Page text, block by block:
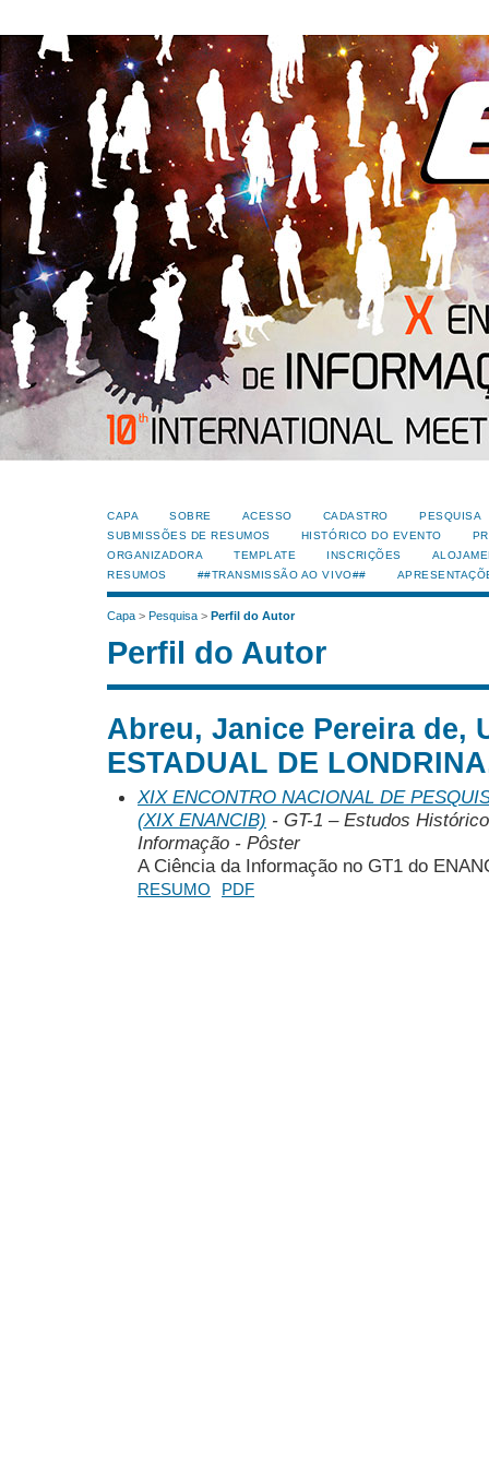
CAPA SOBRE ACESSO CADASTRO
PESQUISA
SUBMISSÕES DE RESUMOS
HISTÓRICO DO EVENTO
ORGANIZADORA
TEMPLATE INSCRIÇÕES
RESUMOS
##TRANSMISSÃO AO VIVO##
Capa > Pesquisa > Perfil do Autor
Perfil do Autor
Abreu, Janice Pereira de,
ESTADUAL DE
XIX ENCONTRO NACIONAL DE
(XIX ENANCIB) - GT-1 – Estudos
Informação - Pôster
A Ciência da Informação no GT1 do
RESUMO PDF